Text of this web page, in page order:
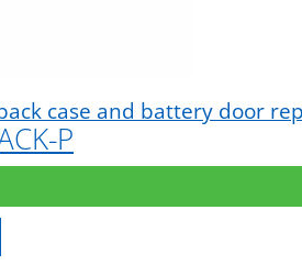
case and battery door
P